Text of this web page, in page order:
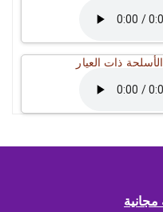
ذات العيار
مجانية